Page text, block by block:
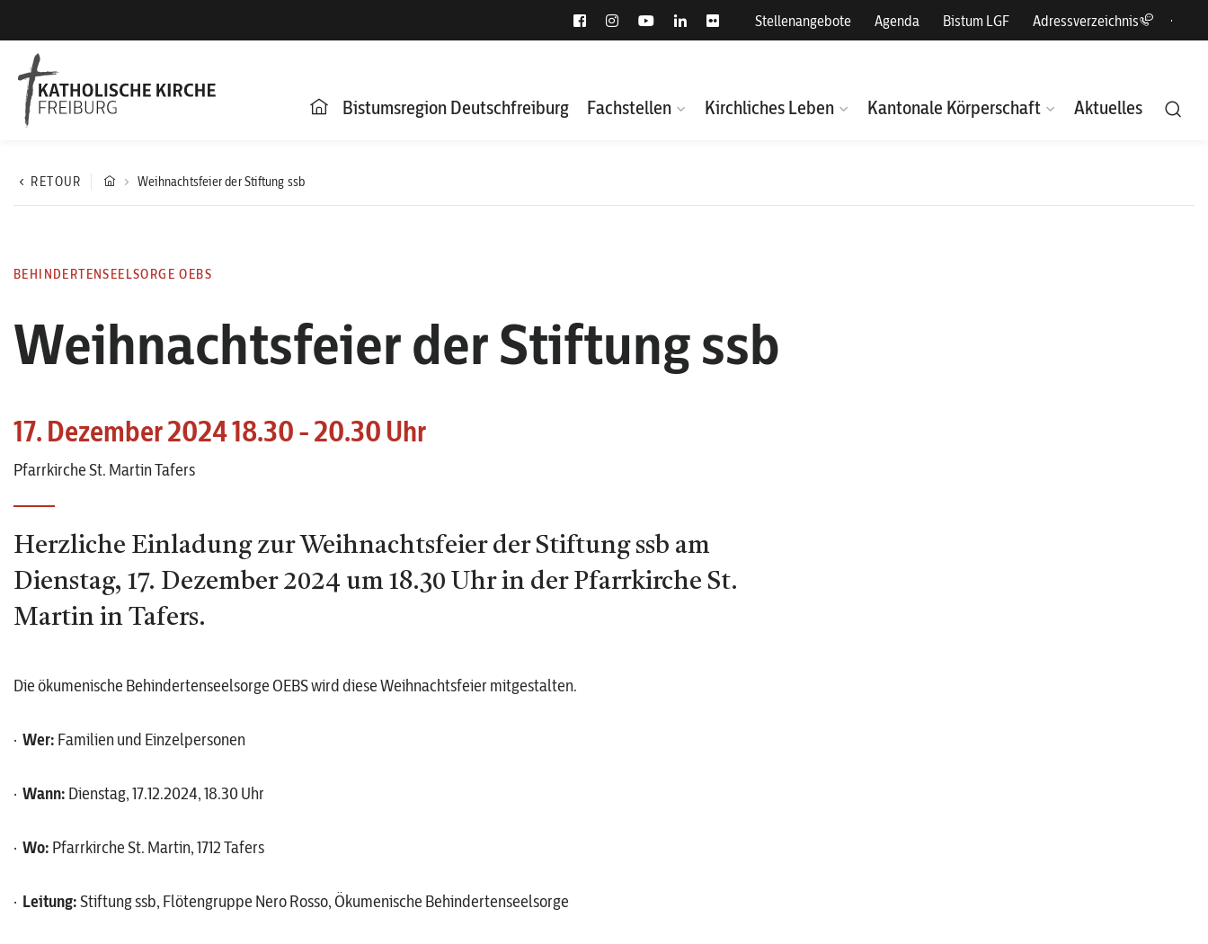
Stellenangebote Agenda Bistum LGF Adressverzeichnis
Bistumsregion Deutschfreiburg Fachstellen Kirchliches Leben Kantonale Körperschaft Aktuelles
RETOUR Weihnachtsfeier der Stiftung ssb
BEHINDERTENSEELSORGE OEBS
Weihnachtsfeier der Stiftung ssb
17. Dezember 2024 18.30 - 20.30 Uhr
Pfarrkirche St. Martin Tafers
Herzliche Einladung zur Weihnachtsfeier der Stiftung ssb am
Dienstag, 17. Dezember 2024 um 18.30 Uhr in der Pfarrkirche St.
Martin in Tafers.
Die ökumenische Behindertenseelsorge OEBS wird diese Weihnachtsfeier mitgestalten.
· Wer: Familien und Einzelpersonen
· Wann: Dienstag, 17.12.2024, 18.30 Uhr
· Wo: Pfarrkirche St. Martin, 1712 Tafers
· Leitung:Stiftung ssb, Flötengruppe Nero Rosso, Ökumenische Behindertenseelsorge